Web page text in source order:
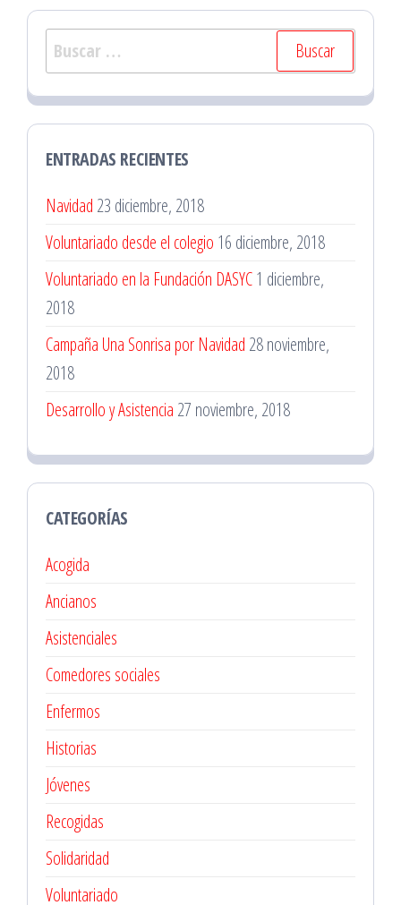
Buscar:
ENTRADAS RECIENTES
Navidad 23 diciembre, 2018
Voluntariado desde el colegio 16 diciembre, 2018
Voluntariado en la Fundación DASYC1 diciembre,
2018
Campaña Una Sonrisa por Navidad 28 noviembre,
2018
Desarrollo y Asistencia 27 noviembre, 2018
CATEGORÍAS
Acogida
Ancianos
Asistenciales
Comedores sociales
Enfermos
Historias
Jóvenes
Recogidas
Solidaridad
Voluntariado